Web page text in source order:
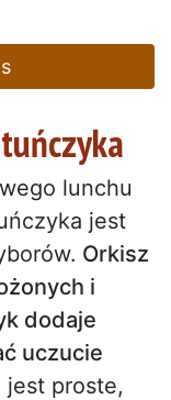
lunchu
jest
Orkisz
i
dodaje
uczucie
jest proste,